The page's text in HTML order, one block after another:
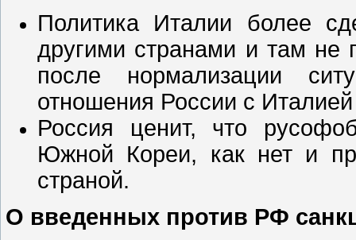
Политика Италии более
другими странами и там не
после нормализации
отношения России с
Россия ценит, что
Южной Кореи, как нет и
страной.
О введенных против РФ